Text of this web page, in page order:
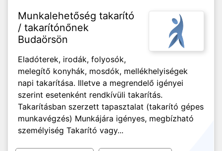
Munkalehetőség takarító
/ takarítónőnek
Budaörsön
Eladóterek, irodák, folyosók,
melegítő konyhák, mosdók, mellékhelyiségek
napi takarítása. Illetve a megrendelő igényei
szerint esetenként rendkívüli takarítás.
Takarításban szerzett tapasztalat (takarító gépes
munkavégzés) Munkájára igényes, megbízható
személyiség Takarító vagy...